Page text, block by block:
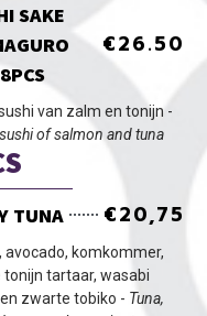
SAKE
€26.50
van zalm en tonijn -
of salmon and tuna
TUNA €20,75
avocado, komkommer,
tartaar, wasabi
zwarte tobiko - Tuna,